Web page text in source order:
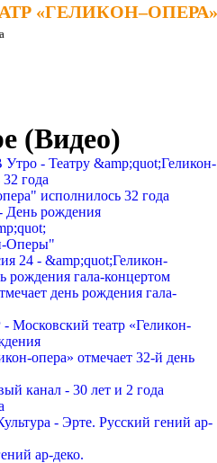
«ГЕЛИКОН–ОПЕРА»
«ГЕЛИКОН–ОПЕРА»
(Видео)
исполнилось 32 года
Оперы"
день рождения гала-
опера» отмечает 32-й день
ар-деко.